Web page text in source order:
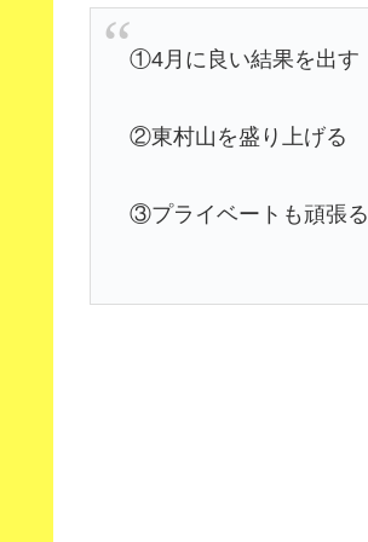
①4月に良い結果を出す
②東村山を盛り上げる
③プライベートも頑張る